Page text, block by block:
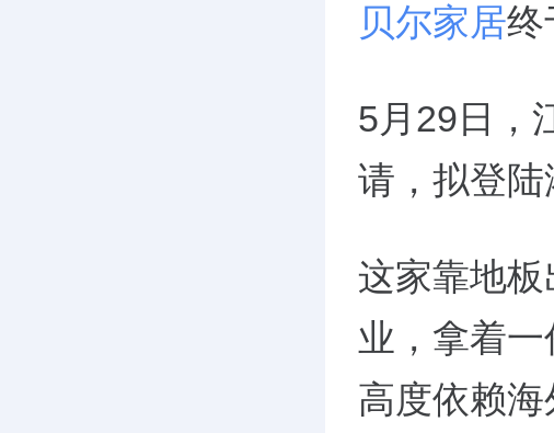
贝尔家居终
5月29日，
请，拟登陆
这家靠地板
业，拿着
高度依赖